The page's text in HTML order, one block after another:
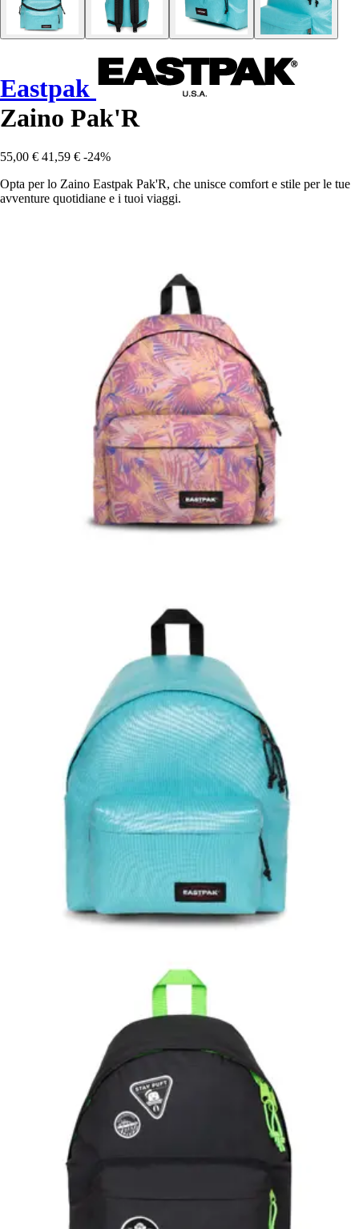
Eastpak
Zaino Pak'R
55,00 € 41,59 € -24%
Opta per lo Zaino Eastpak Pak'R, che unisce comfort e stile per le tue
avventure quotidiane e i tuoi viaggi.